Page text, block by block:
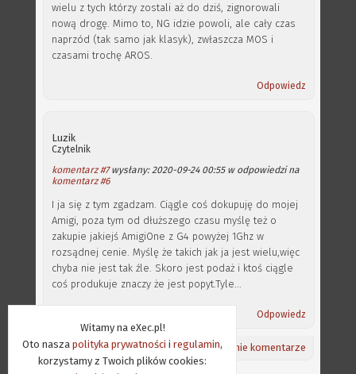
Witamy na eXec.pl!
Oto nasza polityka prywatności i regulamin,
korzystamy z Twoich plików cookies:
wielu z tych którzy zostali aż do dziś, zignorowali
nową drogę. Mimo to, NG idzie powoli, ale cały czas
naprzód (tak samo jak klasyk), zwłaszcza MOS i
czasami trochę AROS.
Odpowiedz
Luzik
Czytelnik
komentarz #7wysłany: 2020-09-24 00:55 w odpowiedzi na
komentarz #6
I ja się z tym zgadzam. Ciągle coś dokupuję do mojej
Amigi, poza tym od dłuższego czasu myślę też o
zakupie jakiejś AmigiOne z G4 powyżej 1Ghz w
rozsądnej cenie. Myślę że takich jak ja jest wielu,więc
chyba nie jest tak źle. Skoro jest podaż i ktoś ciągle
coś produkuje znaczy że jest popyt.Tyle...
Odpowiedz
Powrót na górę ⇑/Aktualności/Ostatnie komentarze